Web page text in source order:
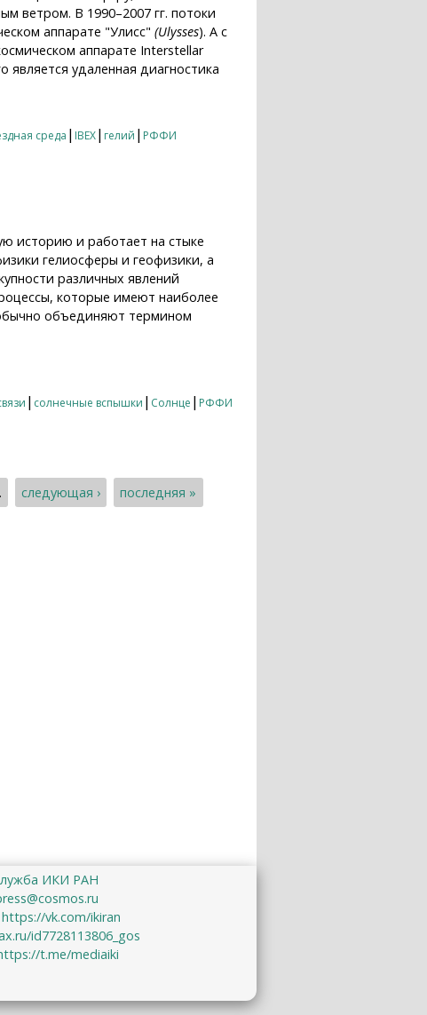
ветром. В 1990–2007 гг. потоки
аппарате "Улисс" (Ulysses). А с
аппарате Interstellar
является удаленная диагностика
среда | IBEX| гелий | РФФИ
историю и работает на стыке
гелиосферы и геофизики, а
различных явлений
которые имеют наиболее
объединяют термином
| солнечные вспышки | Солнце | РФФИ
следующая › последняя »
ИКИ РАН
https://vk.com/ikiran
id7728113806_gos
t.me/mediaiki